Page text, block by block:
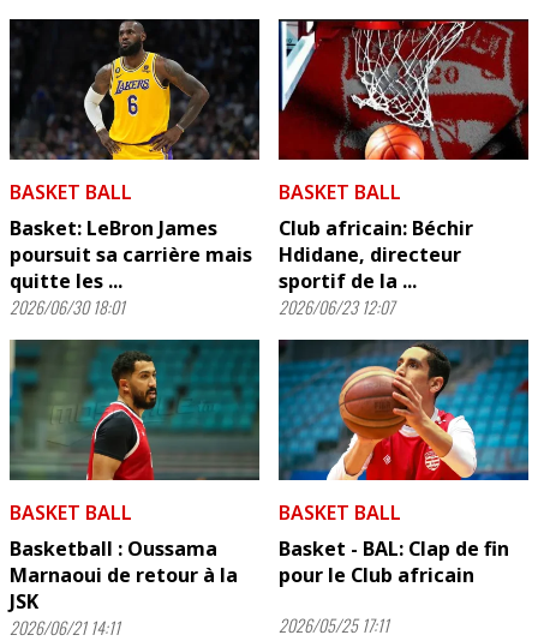
BASKET BALL
Basket: LeBron James
poursuit sa carrière mais
quitte les ...
2026/06/30 18:01
BASKET BALL
Club africain: Béchir
Hdidane, directeur
sportif de la ...
2026/06/23 12:07
BASKET BALL
Basketball : Oussama
Marnaoui de retour à la
JSK
2026/06/21 14:11
BASKET BALL
Basket - BAL: Clap de fin
pour le Club africain
2026/05/25 17:11